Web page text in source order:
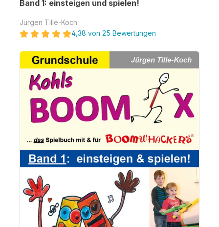
Band 1: einsteigen und spielen!
Jürgen Tille-Koch
4,38 von 25 Bewertungen
Bildergalerie überspringen